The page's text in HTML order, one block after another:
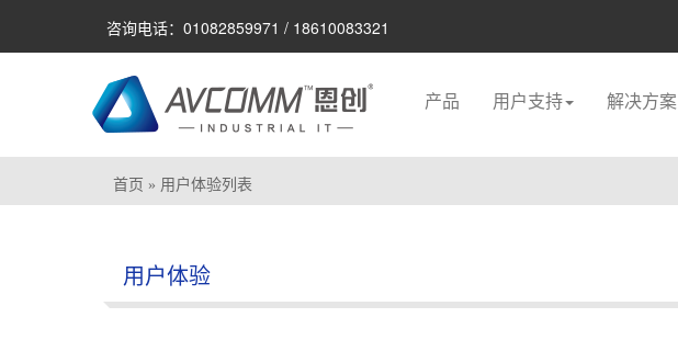
咨询电话：01082859971 / 18610083321
产品 用户支持 解决方案
首页 » 用户体验列表
用户体验